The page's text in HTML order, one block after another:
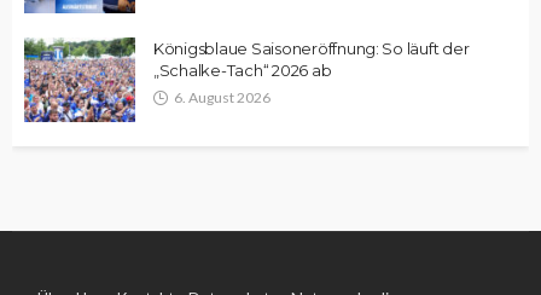
Königsblaue Saisoneröffnung: So läuft der
„Schalke-Tach“ 2026 ab
6. August 2026